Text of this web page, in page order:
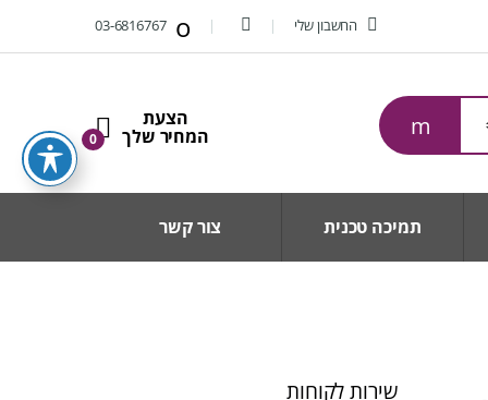
החשבון שלי 03-6816767
0
תמיכה טכנית צור קשר
שירות לקוחות